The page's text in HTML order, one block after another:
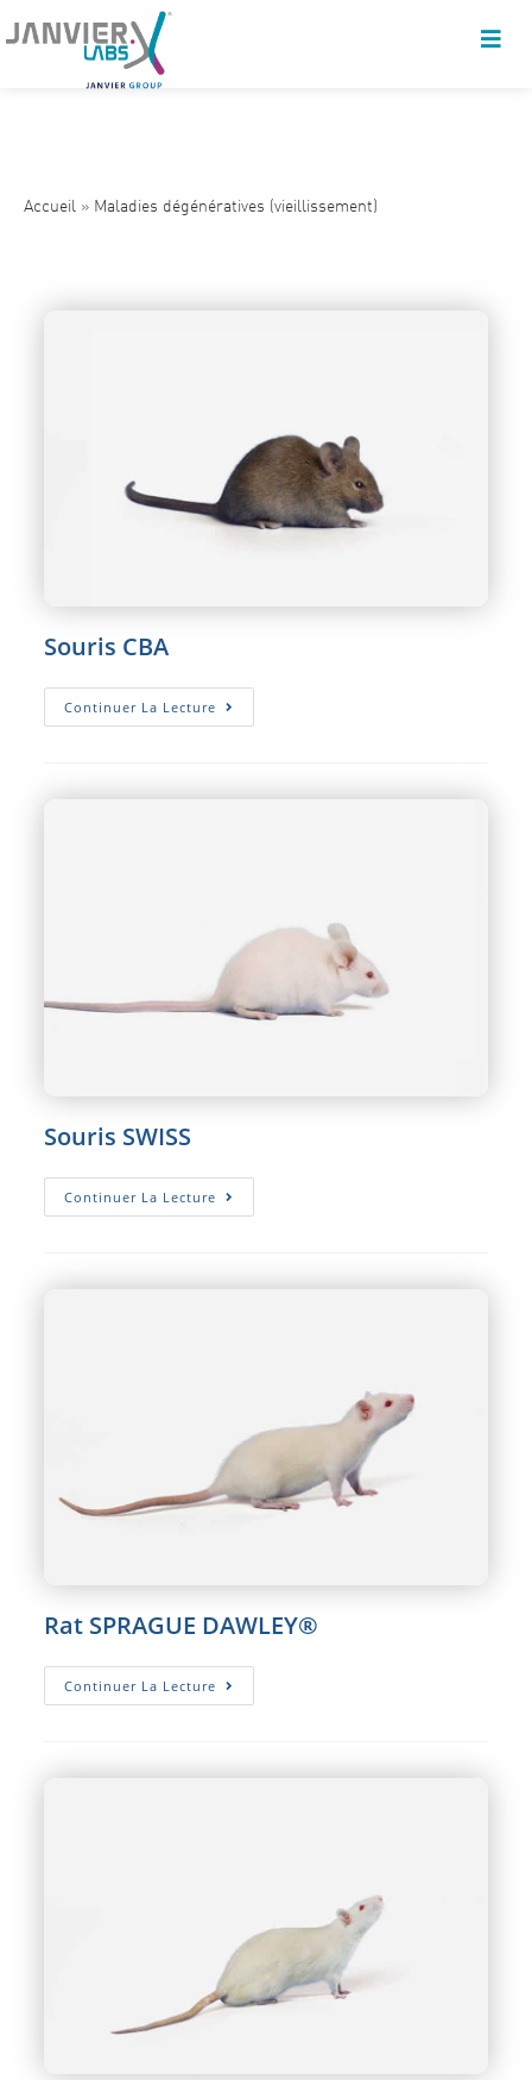
Accueil » Maladies dégénératives (vieillissement)
Souris CBA
Continuer La Lecture Souris
CBA
Souris SWISS
Continuer La Lecture Souris
SWISS
Rat SPRAGUE DAWLEY®
Continuer La Lecture Rat
SPRAGUE